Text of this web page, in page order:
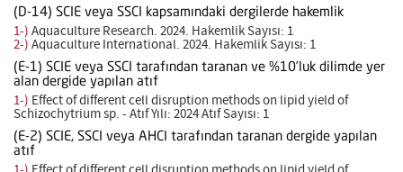
(D-14) SCIE veya SSCI kapsamındaki dergilerde hakemlik
1-) Aquaculture Research. 2024. Hakemlik Sayısı: 1
2-) Aquaculture International. 2024. Hakemlik Sayısı: 1
(E-1) SCIE veya SSCI tarafından taranan ve %10’luk dilimde yer
alan dergide yapılan atıf
1-) Effect of different cell disruption methods on lipid yield of
Schizochytrium sp. - Atıf Yılı: 2024 Atıf Sayısı: 1
(E-2) SCIE, SSCI veya AHCI tarafından taranan dergide yapılan
atıf